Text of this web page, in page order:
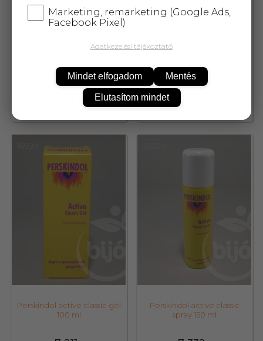
Motto tapasz kék 2 db Motto tapasz sárga 2 db
Perskindol active classic gél
100 ml
Perskindol active classic
spray 150 ml
Marketing, remarketing (Google Ads,
Facebook Pixel)
Adatkezelési tájékoztató
Mindet elfogadom Mentés
Elutasítom mindet